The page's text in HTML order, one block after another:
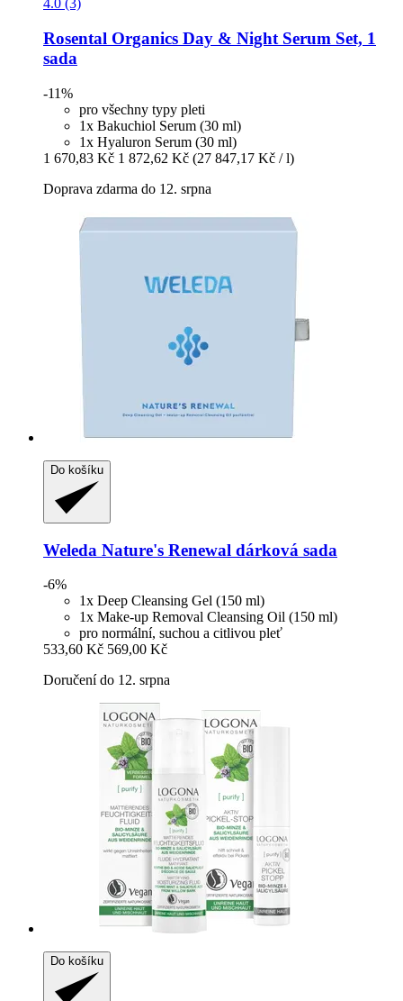
4.0 (3)
Rosental Organics Day & Night Serum Set, 1
sada
-11%
pro všechny typy pleti
1x Bakuchiol Serum (30 ml)
1x Hyaluron Serum (30 ml)
1 670,83 Kč 1 872,62 Kč (27 847,17 Kč / l)
Doprava zdarma do 12. srpna
Do košíku
Weleda Nature's Renewal dárková sada
-6%
1x Deep Cleansing Gel (150 ml)
1x Make-up Removal Cleansing Oil (150 ml)
pro normální, suchou a citlivou pleť
533,60 Kč 569,00 Kč
Doručení do 12. srpna
Do košíku